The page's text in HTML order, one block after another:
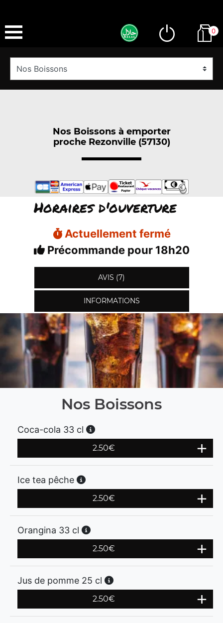
0
Nos Boissons à emporter
proche Rezonville (57130)
Horaires d'ouverture
Actuellement fermé
Précommande pour 18h20
AVIS (7)
INFORMATIONS
Nos Boissons
Coca-cola 33 cl
2.50€
Ice tea pêche
2.50€
Orangina 33 cl
2.50€
Jus de pomme 25 cl
2.50€